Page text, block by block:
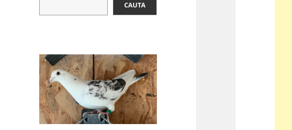
CAUTA